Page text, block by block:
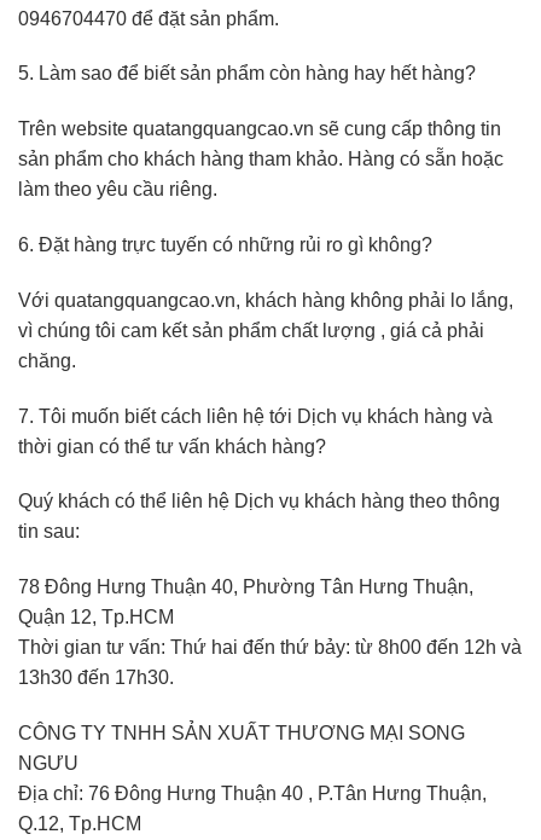
0946704470 để đặt sản phẩm.
5. Làm sao để biết sản phẩm còn hàng hay hết hàng?
Trên website quatangquangcao.vn sẽ cung cấp thông tin
sản phẩm cho khách hàng tham khảo. Hàng có sẵn hoặc
làm theo yêu cầu riêng.
6. Đặt hàng trực tuyến có những rủi ro gì không?
Với quatangquangcao.vn, khách hàng không phải lo lắng,
vì chúng tôi cam kết sản phẩm chất lượng , giá cả phải
chăng.
7. Tôi muốn biết cách liên hệ tới Dịch vụ khách hàng và
thời gian có thể tư vấn khách hàng?
Quý khách có thể liên hệ Dịch vụ khách hàng theo thông
tin sau:
78 Đông Hưng Thuận 40, Phường Tân Hưng Thuận,
Quận 12, Tp.HCM
Thời gian tư vấn: Thứ hai đến thứ bảy: từ 8h00 đến 12h và
13h30 đến 17h30.
CÔNG TY TNHH SẢN XUẤT THƯƠNG MẠI SONG
NGƯU
Địa chỉ: 76 Đông Hưng Thuận 40 , P.Tân Hưng Thuận,
Q.12, Tp.HCM